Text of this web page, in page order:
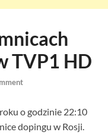
TVP1 HD
o godzinie 22:10
dopingu w Rosji.